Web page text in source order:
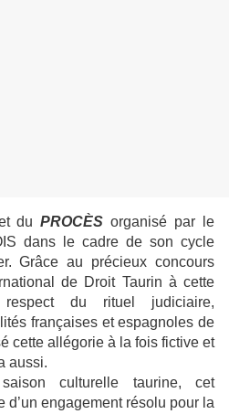
duPROCÈSorganisé par le
dans le cadre de son cycle
Grâce au précieux concours
de Droit Taurin à cette
respect du rituel judiciaire,
françaises et espagnoles de
cette allégorie à la fois fictive et
aussi.
culturelle taurine, cet
d’un engagement résolu pour la